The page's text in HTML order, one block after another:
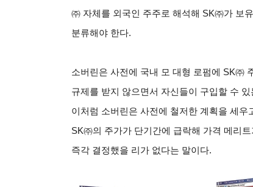
㈜ 자체를 외국인 주주로 해석해 SK㈜가 보
분류해야 한다.
소버린은 사전에 국내 모 대형 로펌에 SK㈜
규제를 받지 않으면서 자신들이 구입할 수
이처럼 소버린은 사전에 철저한 계획을 세
SK㈜의 주가가 단기간에 급락해 가격 메리
즉각 결정했을 리가 없다는 말이다.